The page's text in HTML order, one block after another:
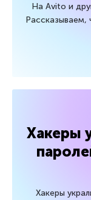
На Avito и
Рассказываем,
Хакеры
Хакеры